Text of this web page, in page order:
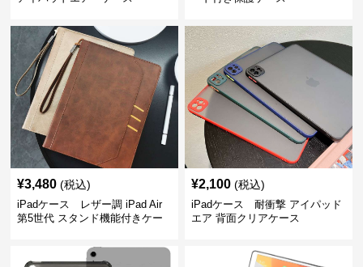
¥3,480 (税込)
iPadケース レザー調 iPad Air
第5世代 スタンド機能付きケー
¥2,100 (税込)
iPadケース 耐衝撃 アイパッド
エア 背面クリアケース